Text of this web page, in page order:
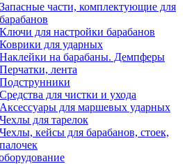
Запасные части, комплектующие для
барабанов
Ключи для настройки барабанов
Коврики для ударных
Наклейки на барабаны. Демпферы
Перчатки, лента
Подструнники
Средства для чистки и ухода
Аксессуары для маршевых ударных
Чехлы для тарелок
Чехлы, кейсы для барабанов, стоек,
палочек